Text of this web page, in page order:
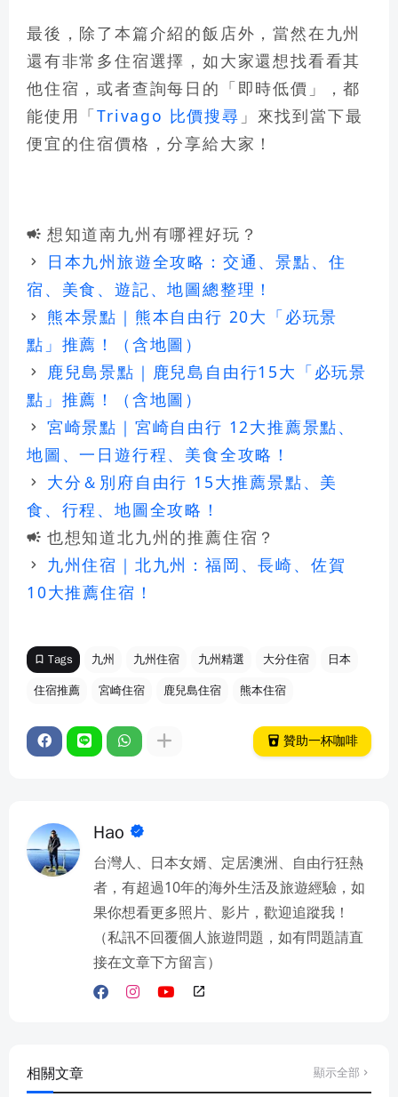
最後，除了本篇介紹的飯店外，當然在九州
還有非常多住宿選擇，如大家還想找看看其
他住宿，或者查詢每日的「即時低價」，都
能使用「Trivago 比價搜尋 」來找到當下最
便宜的住宿價格，分享給大家！
campaign 想知道南九州有哪裡好玩？
keyboard_arrow_right
日本九州旅遊全攻略：交通、景點、住
宿、美食、遊記、地圖總整理！
keyboard_arrow_right
熊本景點｜熊本自由行 20大「必玩景
點」推薦！（含地圖）
keyboard_arrow_right
鹿兒島景點｜鹿兒島自由行15大「必玩景
點」推薦！（含地圖）
keyboard_arrow_right
宮崎景點｜宮崎自由行 12大推薦景點、
地圖、一日遊行程、美食全攻略！
keyboard_arrow_right
大分＆別府自由行 15大推薦景點、美
食、行程、地圖全攻略！
campaign 也想知道北九州的推薦住宿？
keyboard_arrow_right
九州住宿｜北九州：福岡、長崎、佐賀
10大推薦住宿！
bookmark_border Tags 九州 九州住宿 九州精選 大分住宿 日本
住宿推薦 宮崎住宿 鹿兒島住宿 熊本住宿
local_drink 贊助一杯咖啡
Hao
台灣人、日本女婿、定居澳洲、自由行狂熱
者，有超過10年的海外生活及旅遊經驗，如
果你想看更多照片、影片，歡迎追蹤我！
（私訊不回覆個人旅遊問題，如有問題請直
接在文章下方留言）
相關文章 顯示全部